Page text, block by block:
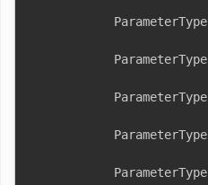
ParameterType
ParameterType
ParameterType
ParameterType
ParameterType